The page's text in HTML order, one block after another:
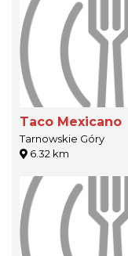
Taco Mexicano
Tarnowskie Góry
6.32 km